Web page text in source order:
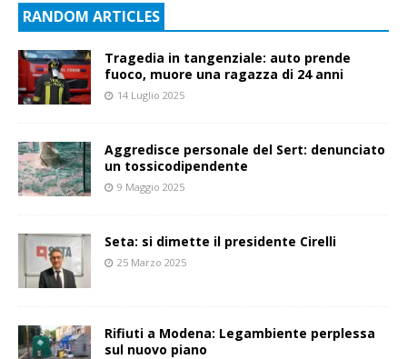
RANDOM ARTICLES
Tragedia in tangenziale: auto prende
fuoco, muore una ragazza di 24 anni
14 Luglio 2025
Aggredisce personale del Sert: denunciato
un tossicodipendente
9 Maggio 2025
Seta: si dimette il presidente Cirelli
25 Marzo 2025
Rifiuti a Modena: Legambiente perplessa
sul nuovo piano